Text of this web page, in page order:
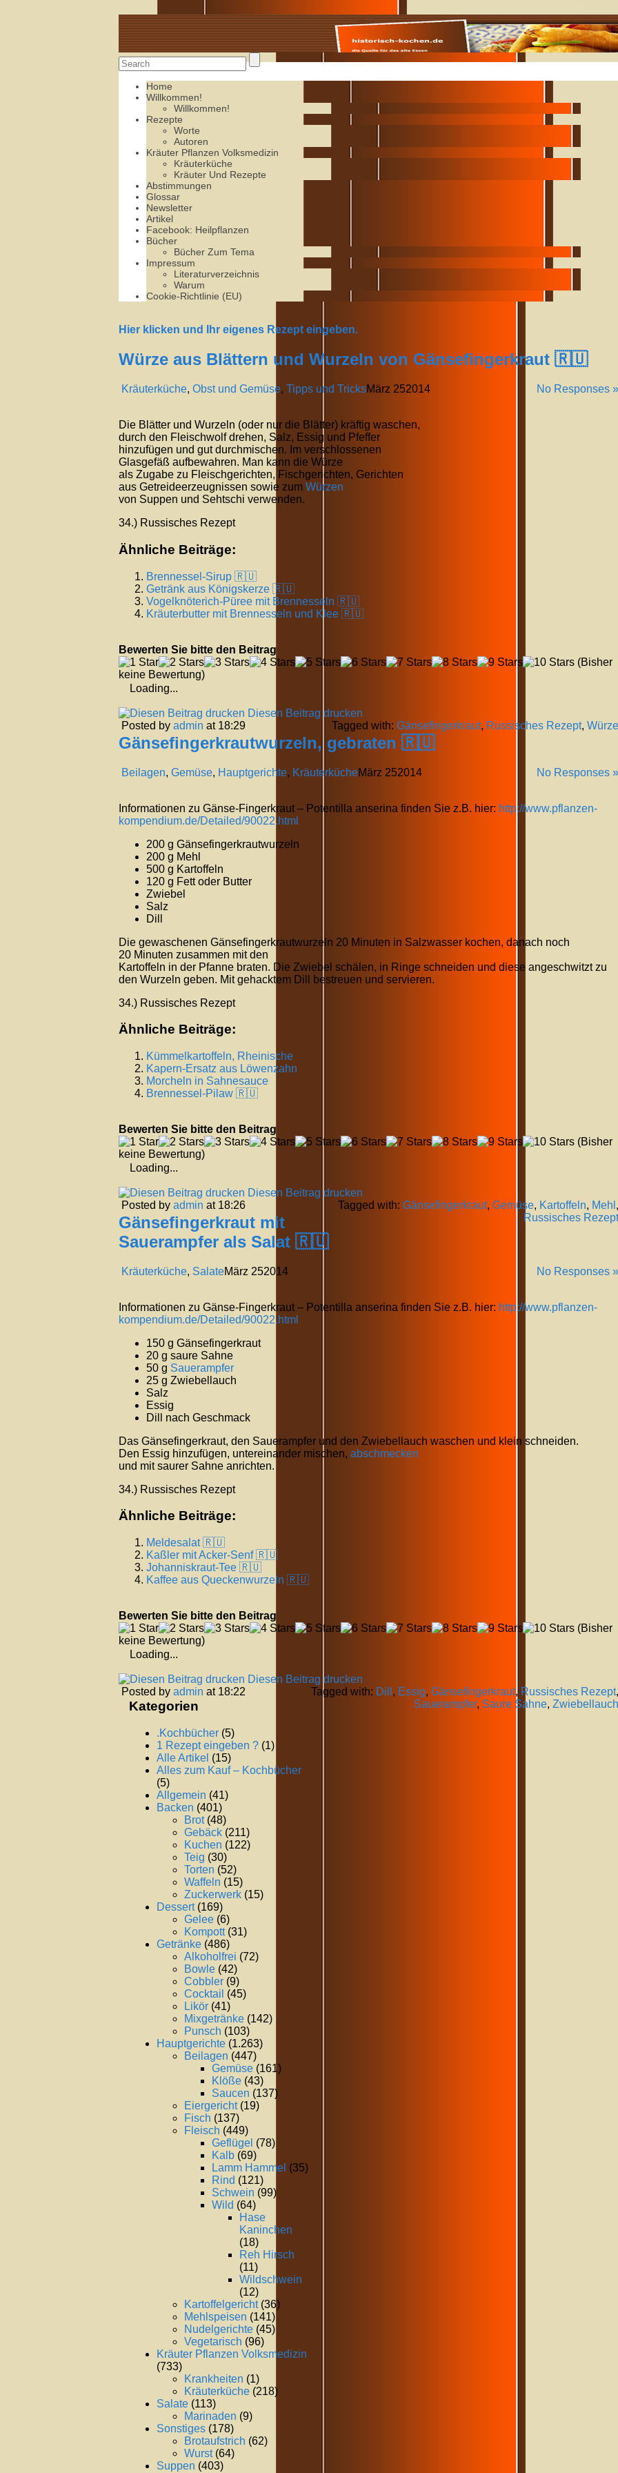
Alte Rezepte online
Home
Willkommen!
Willkommen!
Rezepte
Worte
Autoren
Kräuter Pflanzen Volksmedizin
Kräuterküche
Kräuter Und Rezepte
Abstimmungen
Glossar
Newsletter
Artikel
Facebook: Heilpflanzen
Bücher
Bücher Zum Tema
Impressum
Literaturverzeichnis
Warum
Cookie-Richtlinie (EU)
Hier klicken und Ihr eigenes Rezept eingeben.
Würze aus Blättern und Wurzeln von Gänsefingerkraut 🇷🇺
Kräuterküche, Obst und Gemüse, Tipps und Tricks No Responses »
März 252014
Die Blätter und Wurzeln (oder nur die Blätter) kräftig waschen,
durch den Fleischwolf drehen, Salz, Essig und Pfeffer
hinzufügen und gut durchmischen. Im verschlossenen
Glasgefäß aufbewahren. Man kann die Würze
als Zugabe zu Fleischgerichten, Fischgerichten, Gerichten
aus Getreideerzeugnissen sowie zum Würzen
von Suppen und Sehtschi verwenden.
34.) Russisches Rezept
Ähnliche Beiträge:
Brennessel-Sirup 🇷🇺
Getränk aus Königskerze 🇷🇺
Vogelknöterich-Püree mit Brennesseln 🇷🇺
Kräuterbutter mit Brennesseln und Klee 🇷🇺
Bewerten Sie bitte den Beitrag
(Bisher
keine Bewertung)
Loading...
Diesen Beitrag drucken
Posted by admin at 18:29 Tagged with: Gänsefingerkraut, Russisches Rezept, Würze
Gänsefingerkrautwurzeln, gebraten 🇷🇺
Beilagen, Gemüse, Hauptgerichte, Kräuterküche No Responses »
März 252014
Informationen zu Gänse-Fingerkraut – Potentilla anserina finden Sie z.B. hier: http://www.pflanzen-
kompendium.de/Detailed/90022.html
200 g Gänsefingerkrautwurzeln
200 g Mehl
500 g Kartoffeln
120 g Fett oder Butter
Zwiebel
Salz
Dill
Die gewaschenen Gänsefingerkrautwurzeln 20 Minuten in Salzwasser kochen, danach noch
20 Minuten zusammen mit den
Kartoffeln in der Pfanne braten. Die Zwiebel schälen, in Ringe schneiden und diese angeschwitzt zu
den Wurzeln geben. Mit gehacktem Dill bestreuen und servieren.
34.) Russisches Rezept
Ähnliche Beiträge:
Kümmelkartoffeln, Rheinische
Kapern-Ersatz aus Löwenzahn
Morcheln in Sahnesauce
Brennessel-Pilaw 🇷🇺
Bewerten Sie bitte den Beitrag
(Bisher
keine Bewertung)
Loading...
Diesen Beitrag drucken
Posted by admin at 18:26 Tagged with: Gänsefingerkraut, Gemüse, Kartoffeln, Mehl ,
Russisches Rezept
Gänsefingerkraut mit
Sauerampfer als Salat 🇷🇺
Kräuterküche, Salate No Responses »
März 252014
Informationen zu Gänse-Fingerkraut – Potentilla anserina finden Sie z.B. hier: http://www.pflanzen-
kompendium.de/Detailed/90022.html
150 g Gänsefingerkraut
20 g saure Sahne
50 g Sauerampfer
25 g Zwiebellauch
Salz
Essig
Dill nach Geschmack
Das Gänsefingerkraut, den Sauerampfer und den Zwiebellauch waschen und klein schneiden.
Den Essig hinzufügen, untereinander mischen, abschmecken
und mit saurer Sahne anrichten.
34.) Russisches Rezept
Ähnliche Beiträge:
Meldesalat 🇷🇺
Kaßler mit Acker-Senf 🇷🇺
Johanniskraut-Tee 🇷🇺
Kaffee aus Queckenwurzeln 🇷🇺
Bewerten Sie bitte den Beitrag
(Bisher
keine Bewertung)
Loading...
Diesen Beitrag drucken
Posted by admin at 18:22 Tagged with: Dill , Essig, Gänsefingerkraut, Russisches Rezept,
Sauerampfer, Saure Sahne, Zwiebellauch
Kategorien
.Kochbücher (5)
1 Rezept eingeben ? (1)
Alle Artikel (15)
Alles zum Kauf – Kochbücher
(5)
Allgemein (41)
Backen (401)
Brot(48)
Gebäck (211)
Kuchen (122)
Teig (30)
Torten (52)
Waffeln (15)
Zuckerwerk (15)
Dessert(169)
Gelee (6)
Kompott(31)
Getränke (486)
Alkoholfrei (72)
Bowle (42)
Cobbler (9)
Cocktail (45)
Likör (41)
Mixgetränke (142)
Punsch (103)
Hauptgerichte (1.263)
Beilagen (447)
Gemüse (161)
Klöße (43)
Saucen (137)
Eiergericht(19)
Fisch (137)
Fleisch (449)
Geflügel (78)
Kalb (69)
Lamm Hammel (35)
Rind (121)
Schwein (99)
Wild (64)
Hase
Kaninchen
(18)
Reh Hirsch
(11)
Wildschwein
(12)
Kartoffelgericht(36)
Mehlspeisen (141)
Nudelgerichte (45)
Vegetarisch (96)
Kräuter Pflanzen Volksmedizin
(733)
Krankheiten (1)
Kräuterküche (218)
Salate (113)
Marinaden (9)
Sonstiges (178)
Brotaufstrich (62)
Wurst(64)
Suppen (403)